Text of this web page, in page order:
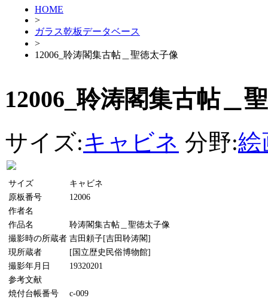
HOME
>
ガラス乾板データベース
>
12006_聆涛閣集古帖＿聖徳太子像
12006_聆涛閣集古帖＿
サイズ:キャビネ 分野:絵
サイズ
キャビネ
原板番号
12006
作者名
作品名
聆涛閣集古帖＿聖徳太子像
撮影時の所蔵者 吉田頼子[吉田聆涛閣]
現所蔵者
[国立歴史民俗博物館]
撮影年月日
19320201
参考文献
焼付台帳番号
c-009